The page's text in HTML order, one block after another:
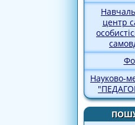
центр
Науково-